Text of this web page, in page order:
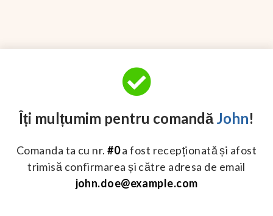
Îți mulțumim pentru comandăJohn!
Comanda ta cu nr.#0a fost recepționată și afost
trimisă confirmarea și către adresa de email
john.doe@example.com